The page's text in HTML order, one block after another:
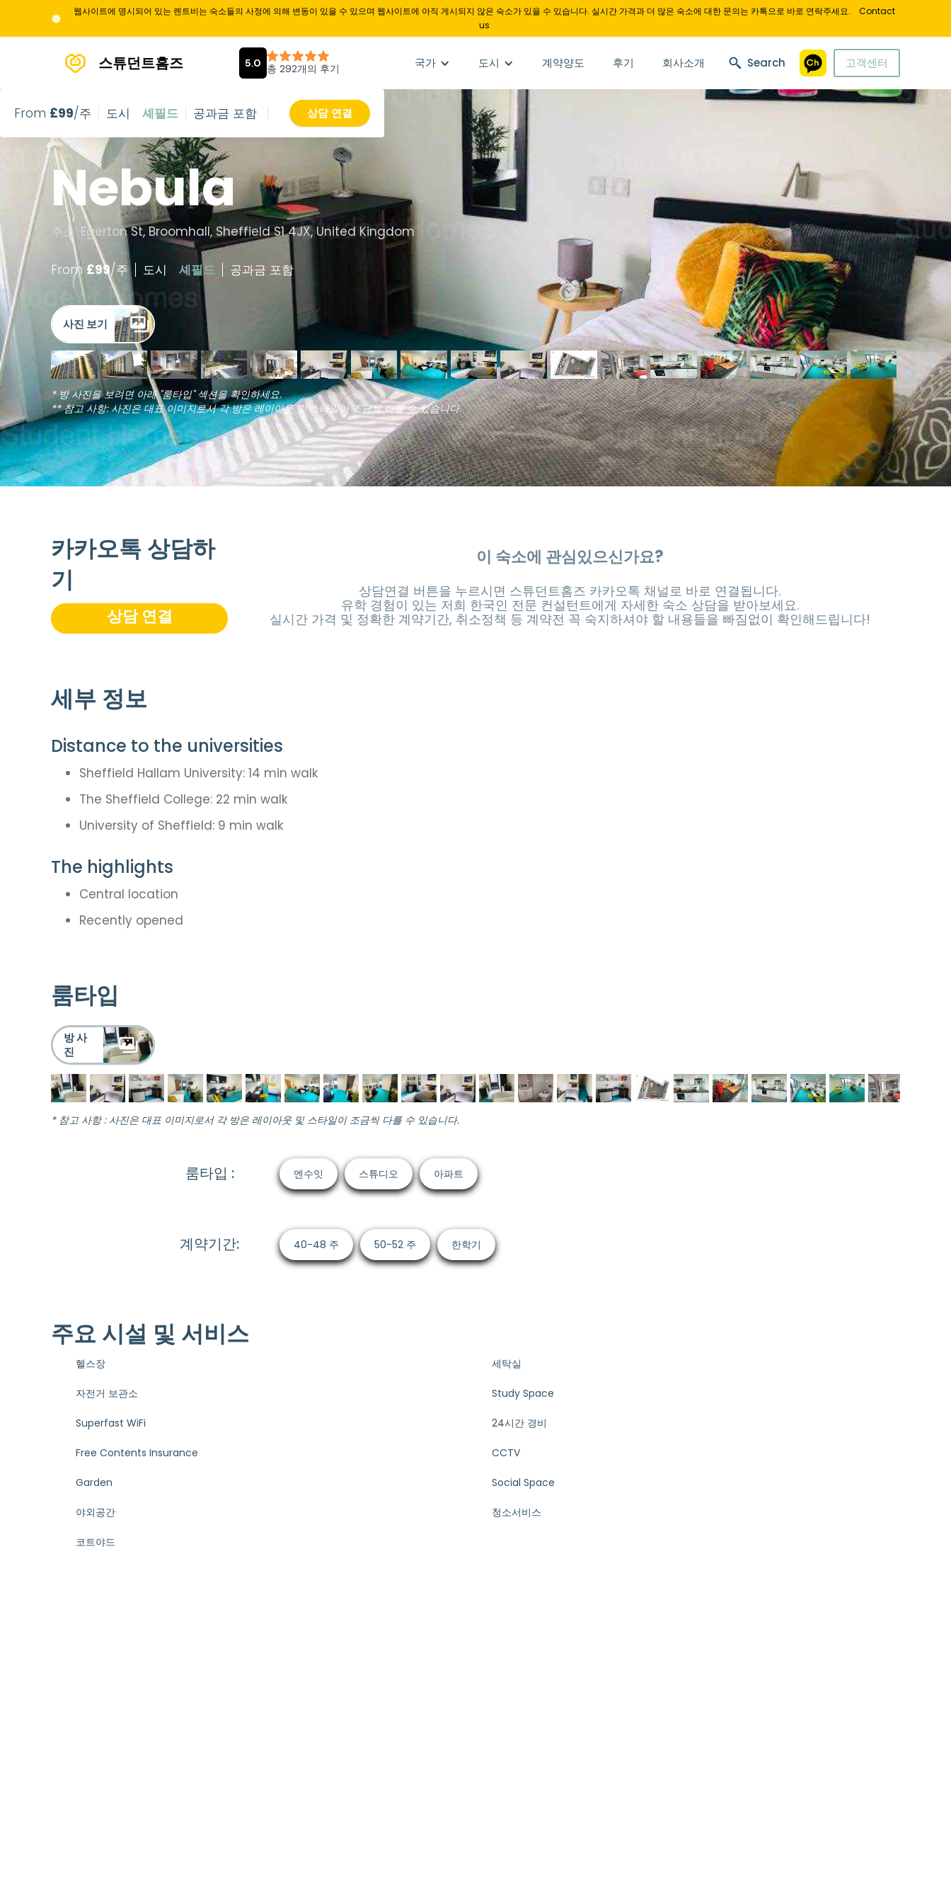
웹사이트에 명시되어 있는 렌트비는 숙소들의 사정에 의해 변동이 있을 수 있으며 웹사이트에 아직 게시되지 않은 숙소가 있을 수 있습니다. 실시간 가격과 더 많은 숙소에 대한 문의는 카톡으로 바로 연락주세요.
Contact
us
스튜던트홈즈 국가 도시 계약양도 후기 회사소개 Search 고객센터
From £99/주 도시 셰필드 공과금 포함 상담 연결
Nebula
주소: Egerton St, Broomhall, Sheffield S1 4JX, United Kingdom
From £99/주 도시 셰필드 공과금 포함
사진 보기
* 방 사진을 보려면 아래 "룸타입" 섹션을 확인하세요.
** 참고 사항: 사진은 대표 이미지로서 각 방은 레이아웃 및 스타일이 조금씩 다를 수 있습니다.
카카오톡 상담하
기
상담 연결
이 숙소에 관심있으신가요?
상담연결 버튼을 누르시면 스튜던트홈즈 카카오톡 채널로 바로 연결됩니다.
유학 경험이 있는 저희 한국인 전문 컨설턴트에게 자세한 숙소 상담을 받아보세요.
실시간 가격 및 정확한 계약기간, 취소정책 등 계약전 꼭 숙지하셔야 할 내용들을 빠짐없이 확인해드립니다!
세부 정보
Distance to the universities
Sheffield Hallam University: 14 min walk
The Sheffield College: 22 min walk
University of Sheffield: 9 min walk
The highlights
Central location
Recently opened
룸타입
방 사
진
* 참고 사항 : 사진은 대표 이미지로서 각 방은 레이아웃 및 스타일이 조금씩 다를 수 있습니다.
룸타입 : 엔수잇 스튜디오 아파트
계약기간: 40-48 주 50-52 주 한학기
주요 시설 및 서비스
헬스장 세탁실
자전거 보관소 Study Space
Superfast WiFi 24시간 경비
Free Contents Insurance CCTV
Garden Social Space
야외공간 청소서비스
코트야드